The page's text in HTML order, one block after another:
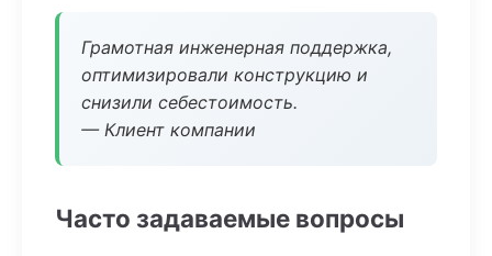
Грамотная инженерная поддержка,
оптимизировали конструкцию и
снизили себестоимость.
— Клиент компании
Часто задаваемые вопросы